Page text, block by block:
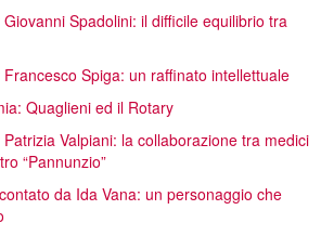
Spadolini: il difficile equilibrio tra
Spiga: un raffinato intellettuale
Quaglieni ed il Rotary
Valpiani: la collaborazione tra medici
“Pannunzio”
da Ida Vana: un personaggio che